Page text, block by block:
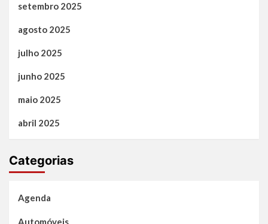
setembro 2025
agosto 2025
julho 2025
junho 2025
maio 2025
abril 2025
Categorias
Agenda
Automóveis